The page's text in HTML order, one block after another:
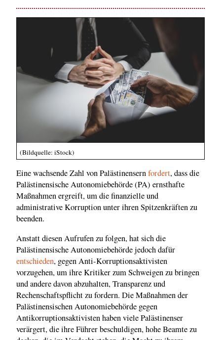
(Bildquelle: iStock)
Eine wachsende Zahl von Palästinensernfordert, dass die
Palästinensische Autonomiebehörde (PA) ernsthafte
Maßnahmen ergreift, um die finanzielle und
administrative Korruption unter ihren Spitzenkräften zu
beenden.
Anstatt diesen Aufrufen zu folgen, hat sich die
Palästinensische Autonomiebehörde jedoch dafür
entschieden, gegen Anti-Korruptionsaktivisten
vorzugehen, um ihre Kritiker zum Schweigen zu bringen
und andere davon abzuhalten, Transparenz und
Rechenschaftspflicht zu fordern. Die Maßnahmen der
Palästinensischen Autonomiebehörde gegen
Antikorruptionsaktivisten haben viele Palästinenser
verärgert, die ihre Führer beschuldigen, hohe Beamte zu